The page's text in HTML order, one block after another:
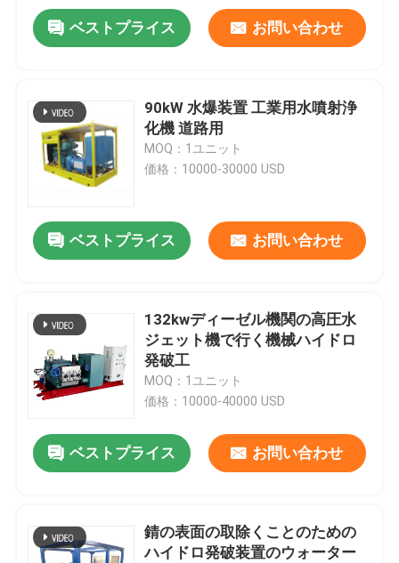
ベストプライス お問い合わせ
90kW 水爆装置 工業用水噴射浄
化機 道路用
MOQ：1ユニット
価格：10000-30000 USD
ベストプライス お問い合わせ
132kwディーゼル機関の高圧水
ジェット機で行く機械ハイドロ
発破工
MOQ：1ユニット
価格：10000-40000 USD
ベストプライス お問い合わせ
錆の表面の取除くことのための
ハイドロ発破装置のウォーター